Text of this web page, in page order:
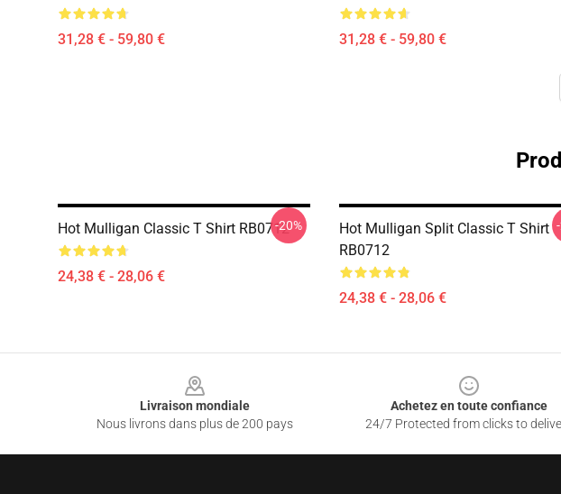
31,28 € - 59,80 € 31,28 € - 59,80 €
Hot Mulligan Classic T Shirt RB0712
24,38 € - 28,06 €
-20%
Hot Mulligan Split Classic T Shirt
RB0712
24,38 € - 28,06 €
Livraison mondiale
Nous livrons dans plus de 200 pays
Achetez en toute confiance
24/7 Protected from clicks to